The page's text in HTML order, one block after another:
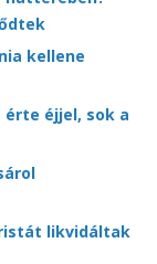
kellene
éjjel, sok a
likvidáltak